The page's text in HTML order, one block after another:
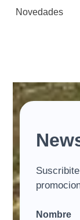
Novedades
Nombre